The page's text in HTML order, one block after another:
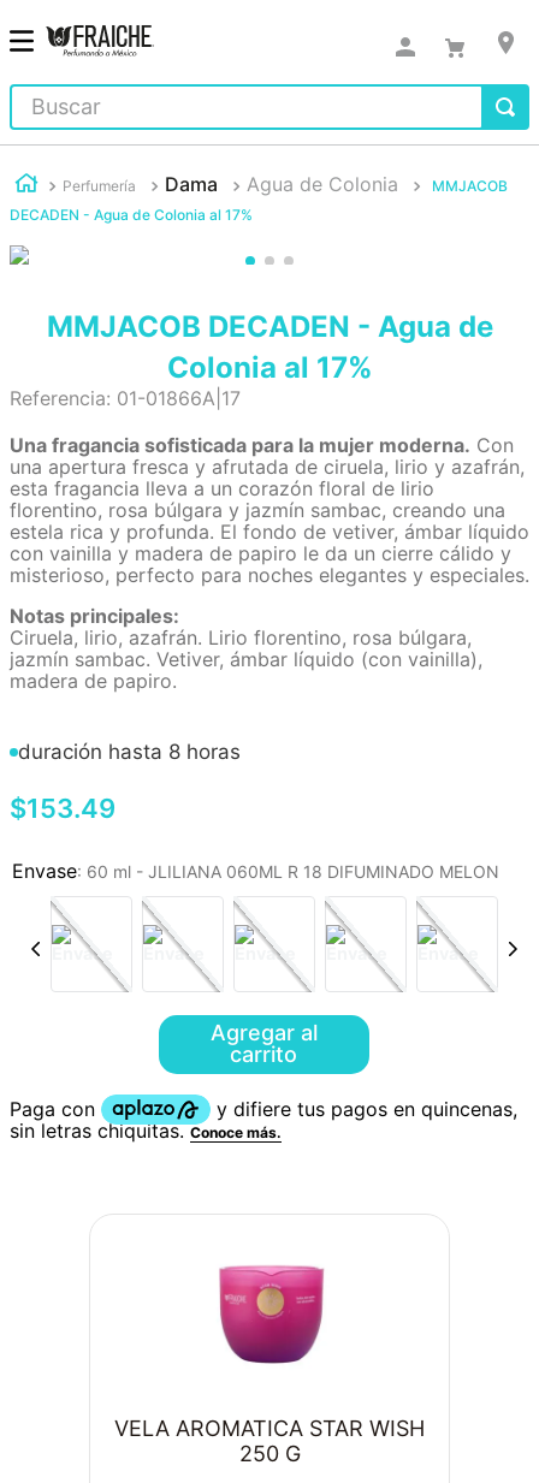
Buscar
Perfumería Dama Agua de Colonia
MMJACOB
DECADEN - Agua de Colonia al 17%
MMJACOB DECADEN - Agua de
Colonia al 17%
Referencia: 01-01866A|17
Una fragancia sofisticada para la mujer moderna. Con
una apertura fresca y afrutada de ciruela, lirio y azafrán,
esta fragancia lleva a un corazón floral de lirio
florentino, rosa búlgara y jazmín sambac, creando una
estela rica y profunda. El fondo de vetiver, ámbar líquido
con vainilla y madera de papiro le da un cierre cálido y
misterioso, perfecto para noches elegantes y especiales.
Notas principales:
Ciruela, lirio, azafrán. Lirio florentino, rosa búlgara,
jazmín sambac. Vetiver, ámbar líquido (con vainilla),
madera de papiro.
duración hasta 8 horas
$153.49
: 60 ml - JLILIANA 060ML R 18 DIFUMINADO MELON
Agregar al
carrito
VELA AROMATICA STAR WISH
250 G